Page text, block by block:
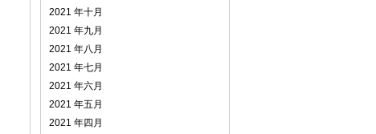
2021 年十月
2021 年九月
2021 年八月
2021 年七月
2021 年六月
2021 年五月
2021 年四月